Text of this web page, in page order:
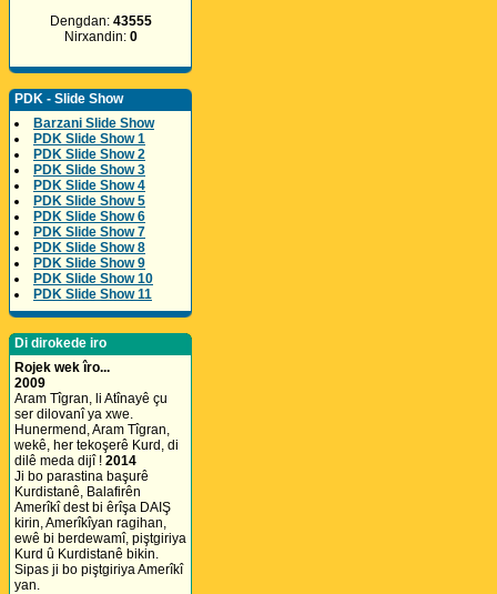
Dengdan: 43555
Nirxandin: 0
PDK - Slide Show
Barzani Slide Show
PDK Slide Show 1
PDK Slide Show 2
PDK Slide Show 3
PDK Slide Show 4
PDK Slide Show 5
PDK Slide Show 6
PDK Slide Show 7
PDK Slide Show 8
PDK Slide Show 9
PDK Slide Show 10
PDK Slide Show 11
Di dirokede iro
Rojek wek îro...
2009
Aram Tîgran, li Atînayê çu
ser dilovanî ya xwe.
Hunermend, Aram Tîgran,
wekê, her tekoşerê Kurd, di
dilê meda dijî ! 2014
Ji bo parastina başurê
Kurdistanê, Balafirên
Amerîkî dest bi êrîşa DAIŞ
kirin, Amerîkîyan ragihan,
ewê bi berdewamî, piştgiriya
Kurd û Kurdistanê bikin.
Sipas ji bo piştgiriya Amerîkî
yan.